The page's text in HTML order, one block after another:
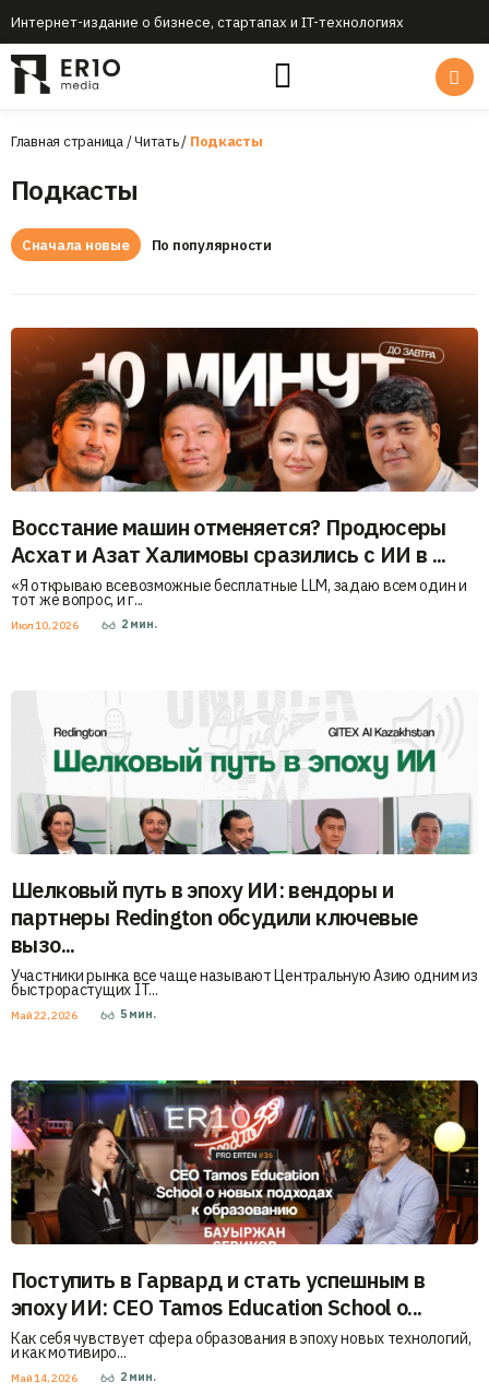
Интернет-издание о бизнесе, стартапах и IT-технологиях
Главная страница/Читать/ Подкастыㅤ
Подкастыㅤ
Сначала новые По популярности
Восстание машин отменяется? Продюсеры
Асхат и Азат Халимовы сразились с ИИ в ...
«Я открываю всевозможные бесплатные LLM, задаю всем один и
тот же вопрос, и г...
Июл 10, 2026 2 мин.
Шелковый путь в эпоху ИИ: вендоры и
партнеры Redington обсудили ключевые
вызо...
Участники рынка все чаще называют Центральную Азию одним из
быстрорастущих IT...
Май 22, 2026 5 мин.
Поступить в Гарвард и стать успешным в
эпоху ИИ: CEO Tamos Education School о...
Как себя чувствует сфера образования в эпоху новых технологий,
и как мотивиро...
Май 14, 2026 2 мин.